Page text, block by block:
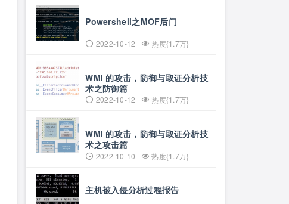
Powershell之MOF后门
2022-10-12 热度{1.7万}
WMI 的攻击，防御与取证分析技
术之防御篇
2022-10-12 热度{1.7万}
WMI 的攻击，防御与取证分析技
术之攻击篇
2022-10-10 热度{1.7万}
主机被入侵分析过程报告